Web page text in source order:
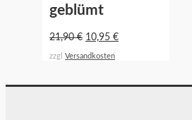
geblümt
21,90€ 10,95 €
zzgl Versandkosten